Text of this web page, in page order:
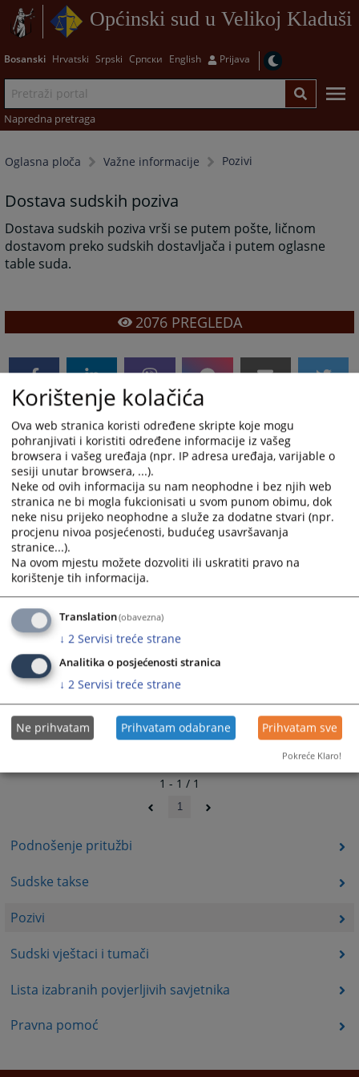
Općinski sud u Velikoj Kladuši
Bosanski Hrvatski Srpski Српски English Prijava
Napredna pretraga
Oglasna ploča Važne informacije Pozivi
Podnošenje pritužbi
Sudske takse
Pozivi
Sudski vještaci i tumači
Lista izabranih povjerljivih savjetnika
Pravna pomoć
Dostava sudskih poziva
Dostava sudskih poziva vrši se putem pošte, ličnom
dostavom preko sudskih dostavljača i putem oglasne
table suda.
2076PREGLEDA
1 - 1 / 1
1
Korištenje kolačića
Ova web stranica koristi određene skripte koje mogu
pohranjivati i koristiti određene informacije iz vašeg
browsera i vašeg uređaja (npr. IP adresa uređaja, varijable o
sesiji unutar browsera, ...).
Neke od ovih informacija su nam neophodne i bez njih web
stranica ne bi mogla fukcionisati u svom punom obimu, dok
neke nisu prijeko neophodne a služe za dodatne stvari (npr.
procjenu nivoa posjećenosti, budućeg usavršavanja
stranice...).
Na ovom mjestu možete dozvoliti ili uskratiti pravo na
korištenje tih informacija.
Translation(obavezna)
↓ 2 Servisi treće strane
Analitika o posjećenosti stranica
↓ 2 Servisi treće strane
Ne prihvatam Prihvatam odabrane Prihvatam sve
Pokreće Klaro!